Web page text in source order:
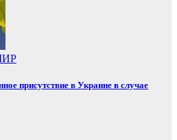
присутствие в Украине в случае